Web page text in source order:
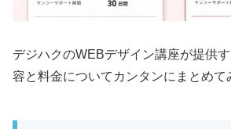
デジハクのWEBデザイン講座が提供
容と料金についてカンタンにまとめて